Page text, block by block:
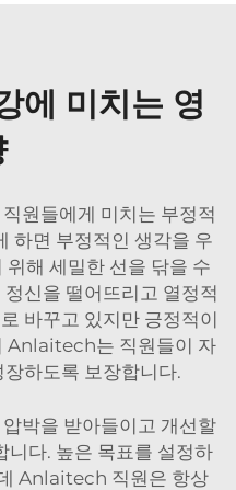
에 미치는 영
원들에게 미치는 부정적
하면 부정적인 생각을 우
해 세밀한 선을 닦을 수
신을 떨어뜨리고 열정적
바꾸고 있지만 긍정적이
Anlaitech는 직원들이 자
하도록 보장합니다.
박을 받아들이고 개선할
니다. 높은 목표를 설정하
Anlaitech 직원은 항상